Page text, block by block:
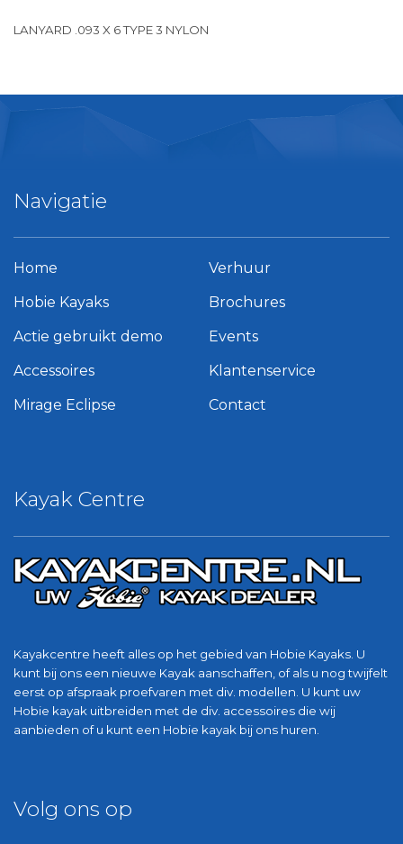
LANYARD .093 X 6 TYPE 3 NYLON
Kayak Centre
Kayakcentre heeft alles op het gebied van Hobie Kayaks. U
kunt bij ons een nieuwe Kayak aanschaffen, of als u nog twijfelt
eerst op afspraak proefvaren met div. modellen. U kunt uw
Hobie kayak uitbreiden met de div. accessoires die wij
aanbieden of u kunt een Hobie kayak bij ons huren.
Navigatie
Home
Hobie Kayaks
Actie gebruikt demo
Accessoires
Mirage Eclipse
Verhuur
Brochures
Events
Klantenservice
Contact
Volg ons op